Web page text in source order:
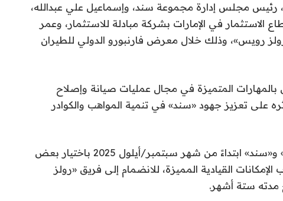
رئيس مجلس إدارة مجموعة سند، وإسماعيل علي عبدالله،
الاستثمار في الإمارات بشركة مبادلة للاستثمار، وعمر
رويس»، وذلك خلال معرض فارنبورو الدولي للطيران
بالمهارات المتميزة في مجال عمليات صيانة وإصلاح
على تعزيز جهود «سند» في تنمية المواهب والكوادر
وبموجب الاتفاقية، ستقوم «رولز رويس» و«سند» ابتداءً من شهر سبتمبر/أيلول 2025 باختيار بعض
القيادية المميزة، للانضمام إلى فريق «رولز
مدته ستة أشهر.